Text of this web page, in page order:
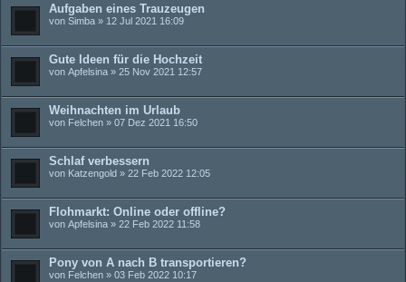
Aufgaben eines Trauzeugen
von Simba » 12 Jul 2021 16:09
Gute Ideen für die Hochzeit
von Apfelsina » 25 Nov 2021 12:57
Weihnachten im Urlaub
von Felchen » 07 Dez 2021 16:50
Schlaf verbessern
von Katzengold » 22 Feb 2022 12:05
Flohmarkt: Online oder offline?
von Apfelsina » 22 Feb 2022 11:58
Pony von A nach B transportieren?
von Felchen » 03 Feb 2022 10:17